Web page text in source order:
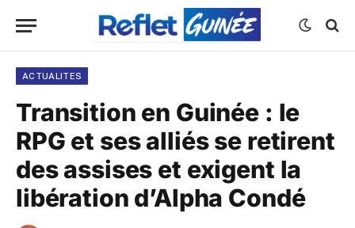
ACTUALITES
Transition en Guinée : le
RPG et ses alliés se retirent
des assises et exigent la
libération d’Alpha Condé